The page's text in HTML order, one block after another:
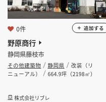
野原商行
静岡県藤枝市
その他建築物 静岡県
改装（リ
ニューアル）
664.9坪（2198㎡）
株式会社リブレ
0件 追加する